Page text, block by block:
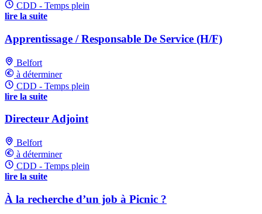
CDD - Temps plein
lire la suite
Apprentissage / Responsable De Service (H/F)
Belfort
à déterminer
CDD - Temps plein
lire la suite
Directeur Adjoint
Belfort
à déterminer
CDD - Temps plein
lire la suite
À la recherche d’un job à Picnic ?